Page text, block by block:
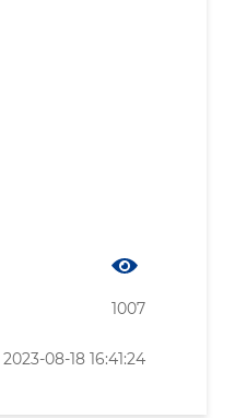
1007
08-18 16:41:24